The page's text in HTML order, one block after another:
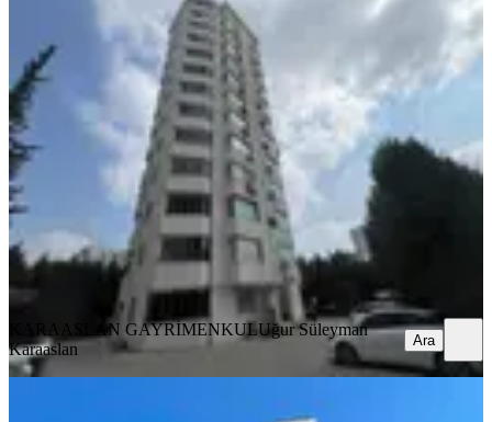
Gürselpaşa'da/yeni Bina/3
Cephe/2+1/k.mutfak/ç.banyo/full
Eşyalı
Seyhan, Gürselpaşa Mahallesi
2+1 ·125 m² ·4. Kat· 07.08.2026
34.750 ₺
KARAASLAN GAYRİMENKUL Uğur Süleyman Karaaslan
Ara
KARAASLAN GAYRİMENKULUğur Süleyman
Karaaslan
Ara
Baraj Yolu Cazip Daire